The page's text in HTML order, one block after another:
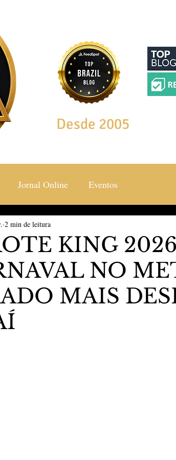
Desde 2005
Jornal Online Eventos
& Estilos
The Vip Club Business Marujo
& Lazer Carnaval São Paulo
KING
NO
MAIS
2 min de leitura
estrelas.